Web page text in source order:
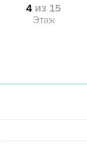
4 из 15
Этаж